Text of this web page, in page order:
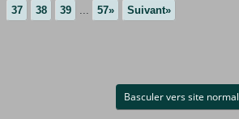
37 38 39 ... 57» Suivant»
Basculer vers site normal